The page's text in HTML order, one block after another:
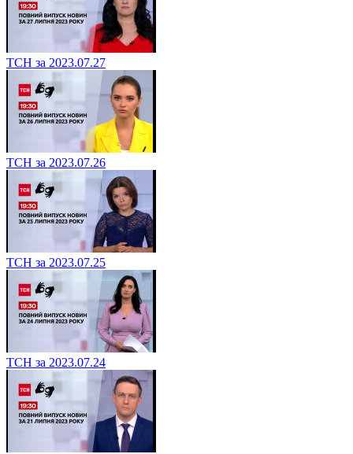
ТСН за 2023.07.27
ТСН за 2023.07.26
ТСН за 2023.07.25
ТСН за 2023.07.24